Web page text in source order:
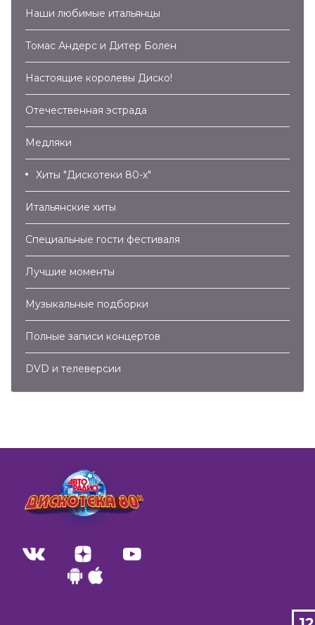
Наши любимые итальянцы
Томас Андерс и Дитер Болен
Настоящие королевы Диско!
Отечественная эстрада
Медляки
Хиты "Дискотеки 80-х"
Итальянские хиты
Специальные гости фестиваля
Лучшие моменты
Музыкальные подборки
Полные записи концертов
DVD и телеверсии